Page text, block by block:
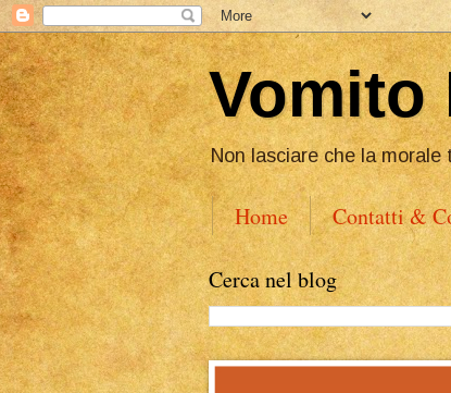
Vomito
Non lasciare che la
Home Contatti &
Cerca nel blog